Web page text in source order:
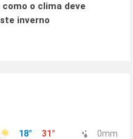
o clima deve
inverno
18° 31 ° 0mm